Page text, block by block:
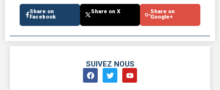
Share on
Facebook
Share on X
Share on
Google+
SUIVEZ NOUS